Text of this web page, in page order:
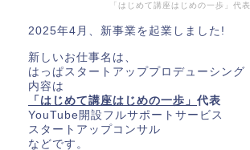
「はじめて講座はじめの一歩」代表
2025年4月、新事業を起業しました!
新しいお仕事名は、
はっぱスタートアッププロデューシング
内容は
「はじめて講座はじめの一歩」 代表
YouTube開設フルサポートサービス
スタートアップコンサル
などです。